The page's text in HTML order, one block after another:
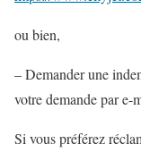
ou bien,
– Demander une
votre demande par e-
Si vous préférez